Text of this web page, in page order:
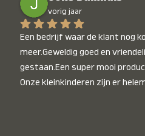
vorig jaar
Een bedrijf waar de klant nog
meer.Geweldig goed en
gestaan.Een super mooi
Onze kleinkinderen zijn er